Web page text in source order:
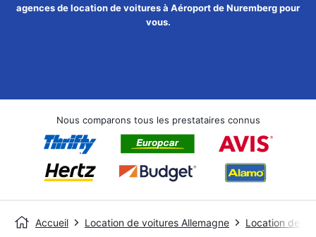
agences de location de voitures à Aéroport de Nuremberg pour
vous.
Nous comparons tous les prestataires connus
Accueil Location de voitures Allemagne Location de